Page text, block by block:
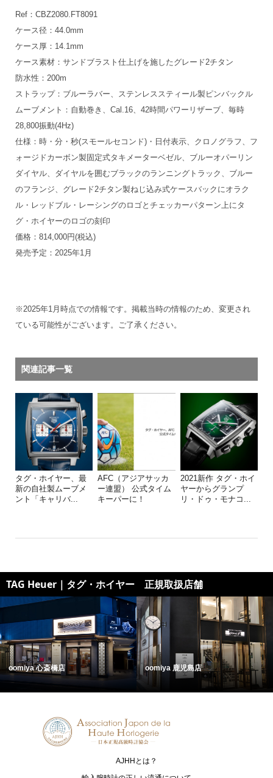
Ref：CBZ2080.FT8091
ケース径：44.0mm
ケース厚：14.1mm
ケース素材：サンドブラスト仕上げを施したグレード2チタン
防水性：200m
ストラップ：ブルーラバー、ステンレススティール製ピンバックル
ムーブメント：自動巻き、Cal.16、42時間パワーリザーブ、毎時
28,800振動(4Hz)
仕様：時・分・秒(スモールセコンド)・日付表示、クロノグラフ、フ
ォージドカーボン製固定式タキメーターベゼル、ブルーオパーリン
ダイヤル、ダイヤルを囲むブラックのランニングトラック、ブルー
のフランジ、グレード2チタン製ねじ込み式ケースバックにオラク
ル・レッドブル・レーシングのロゴとチェッカーパターン上にタ
グ・ホイヤーのロゴの刻印
価格：814,000円(税込)
発売予定：2025年1月
※2025年1月時点での情報です。掲載当時の情報のため、変更され
ている可能性がございます。ご了承ください。
関連記事一覧
タグ・ホイヤー、最
新の自社製ムーブメ
ント「キャリバ...
AFC（アジアサッカ
ー連盟） 公式タイム
キーパーに！
2021新作 タグ・ホイ
ヤーからグランプ
リ・ドゥ・モナコ...
TAG Heuer｜タグ・ホイヤー 正規取扱店舗
ISHIDA新宿 時計の大橋
AJHHとは？